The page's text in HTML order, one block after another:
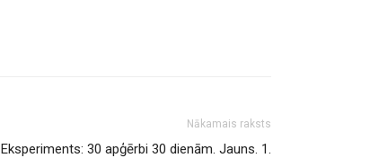
Nākamais raksts
Eksperiments: 30 apģērbi 30 dienām. Jauns. 1.